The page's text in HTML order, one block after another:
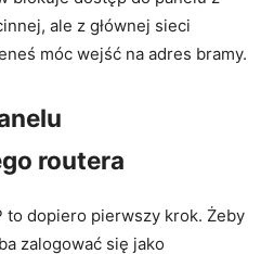
ale z głównej sieci
móc wejść na adres bramy.
routera
to dopiero pierwszy krok. Żeby
zalogować się jako